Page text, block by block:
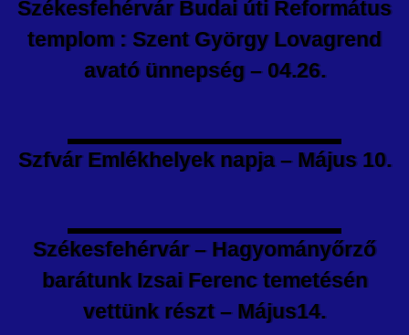
Székesfehérvár Budai úti Református
templom : Szent György Lovagrend
avató ünnepség – 04.26.
Szfvár Emlékhelyek napja – Május 10.
Székesfehérvár – Hagyományőrző
barátunk Izsai Ferenc temetésén
vettünk részt – Május14.